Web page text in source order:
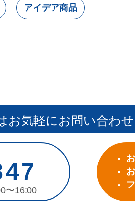
アイデア商品
お気軽にお問い合わせ
〜16:00